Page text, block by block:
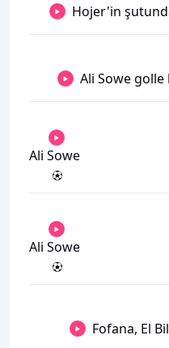
Hojer'in
Ali Sowe
Ali Sowe
Ali Sowe
Fofana, El